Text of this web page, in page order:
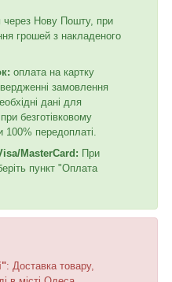
через Нову Пошту, при
грошей з накладеного
оплата на картку
замовлення
дані для
безготівковому
100% передоплаті.
MasterCard: При
пункт "Оплата
: Доставка товару,